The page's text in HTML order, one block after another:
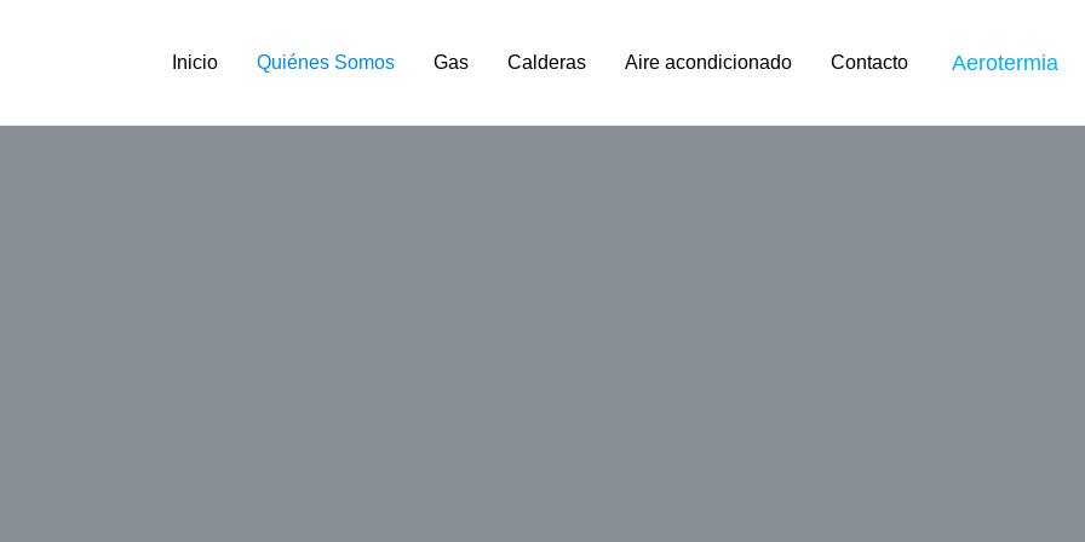
Inicio Quiénes Somos Gas Calderas Aire acondicionado Contacto Aerotermia